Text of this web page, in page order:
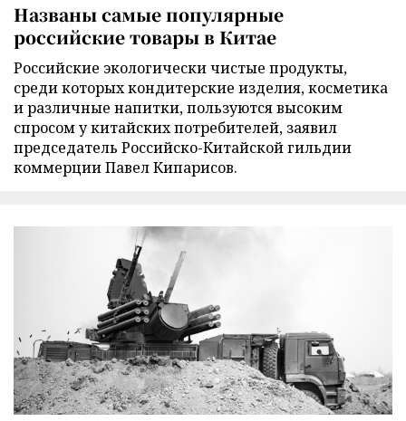
Названы самые популярные
российские товары в Китае
Российские экологически чистые продукты,
среди которых кондитерские изделия, косметика
и различные напитки, пользуются высоким
спросом у китайских потребителей, заявил
председатель Российско-Китайской гильдии
коммерции Павел Кипарисов.